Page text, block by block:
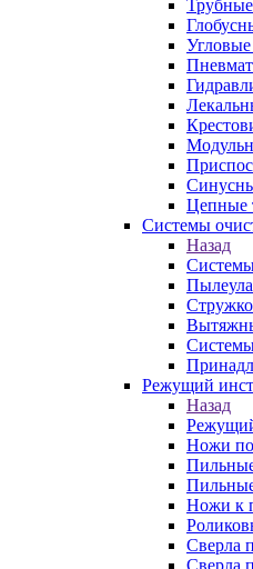
Цепные
Системы
Назад
Режущий
Назад
Ножи по
Ножи к
Сверла
Сверла